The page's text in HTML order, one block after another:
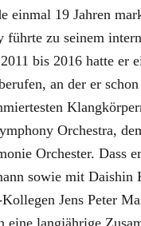
einmal 19 Jahren
führte zu seinem
bis 2016 hatte er
an der er
Orchestra,
Orchester.
sowie mit
Jens Peter
eine langjährige